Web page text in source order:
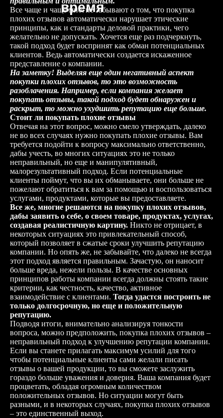
время
Все чаще и чаще многие забывают о том, что покупка
плохих отзывов автоматически нарушает этические
принципы, как и стандарты деловой практики, чего
желательно не допускать. Хочется еще раз подчеркнуть,
такой подход будет воспринят как обман потенциальных
клиентов. Ведь автоматически создается искаженное
представление о компании.
На заметку! Выделяя еще один негативный аспект
покупки плохих отзывов, то это возможность
разоблачения. Например, если компания желает
покупать отзывы, такой подход будет обнаружен и
раскрыт, то можно ухудшить репутацию еще больше.
Стоит ли покупать плохие отзывы
Отвечая на этот вопрос, можно смело утверждать, далеко
не во всех случаях нужно покупать плохие отзывы. Вам
требуется подойти к вопросу максимально ответственно,
дабы учесть, во многих ситуациях это не только
неправильный, но еще и манипулятивный,
малорезультативный подход. Если потенциальные
клиенты поймут, что вы их обманываете, они больше не
пожелают обратиться к вам за помощью и воспользоваться
услугами, продуктами, которые вы предоставляете.
Все же, многие решаются на покупку плохих отзывов,
дабы заявить о себе, о своем товаре, продуктах, услугах,
создавая реалистичную картину. Никто не отрицает, в
некоторых ситуациях это привлекательный способ,
который позволяет в сжатые сроки улучшить репутацию
компании. Но опять же, не забывайте, что далеко не всегда
этот подход является правильным. Зачастую, он наносит
больше вреда, нежели пользы. В качестве основных
принципов работы компании всегда должны стоять такие
критерии, как честность, качество, активное
взаимодействие с клиентами. Тогда удастся построить не
только долгосрочную, но еще и положительную
репутацию.
Подводя итоги, внимательно анализируя тонкости
вопроса, можно предположить, покупка плохих отзывов –
неправильный подход к улучшению репутации компании.
Если вы станете прилагать максимум усилий для того
чтобы потенциальные клиенты сами желали писать
отзывы о вашей продукции, то вы сможете заслужить
гораздо больше уважения и доверия. Ваша компания будет
процветать, обладая огромным количеством
положительных отзывов. Но ситуации могут быть
разными, и в некоторых случаях, покупка плохих отзывов
– это единственный выход.